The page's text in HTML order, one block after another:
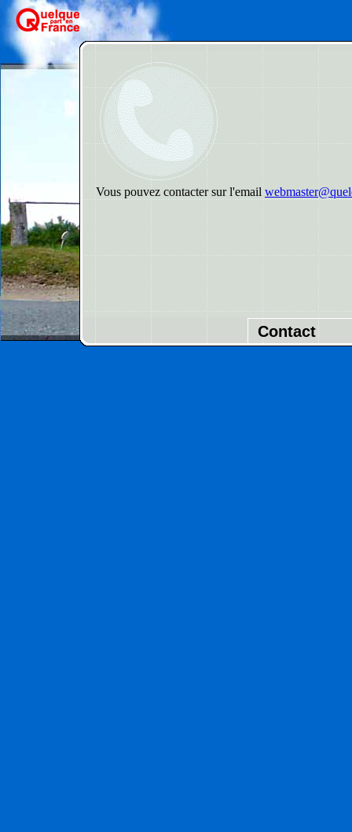
Vous pouvez contacter sur l'email
Contact